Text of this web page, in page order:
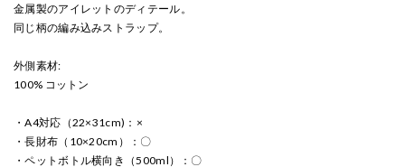
金属製のアイレットのディテール。
同じ柄の編み込みストラップ。
外側素材:
100% コットン
・A4対応（22×31cm)：×
・長財布（10×20cm）：〇
・ペットボトル横向き（500ml）：〇